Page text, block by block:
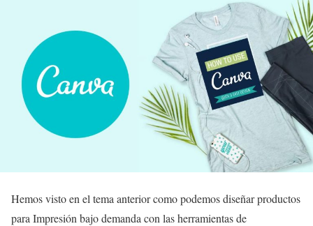
Hemos visto en el tema anterior como podemos diseñar productos
para Impresión bajo demanda con las herramientas de